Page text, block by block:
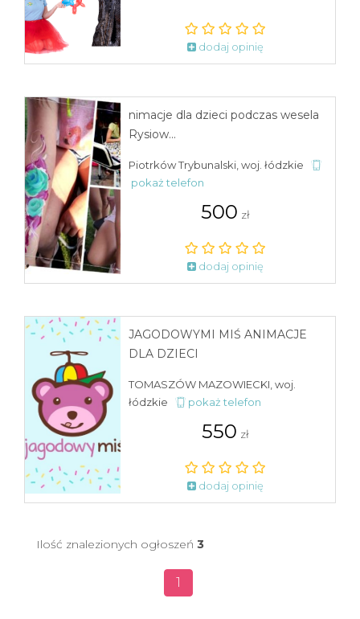
dodaj opinię
nimacje dla dzieci podczas wesela
Rysiow...
Piotrków Trybunalski, woj. łódzkie
pokaż telefon
500 zł
dodaj opinię
JAGODOWYMI MIŚ ANIMACJE
DLA DZIECI
TOMASZÓW MAZOWIECKI, woj.
łódzkie
pokaż telefon
550 zł
dodaj opinię
Ilość znalezionych ogłoszeń 3
1